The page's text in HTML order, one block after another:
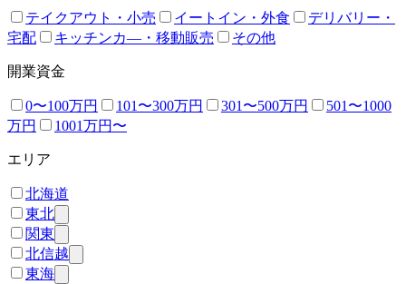
テイクアウト・小売 イートイン・外食
デリバリー・
宅配
キッチンカ―・移動販売 その他
開業資金
0〜100万円 101〜300万円 301〜500万円
501〜1000
万円
1001万円〜
エリア
北海道
東北
関東
北信越
東海